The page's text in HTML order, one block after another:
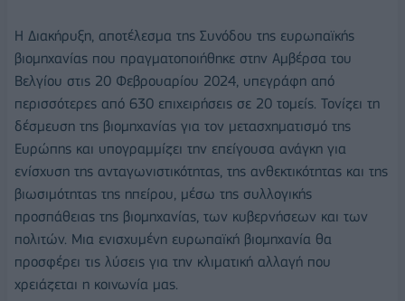
Η Διακήρυξη, αποτέλεσμα της Συνόδου της ευρωπαϊκής
βιομηχανίας που πραγματοποιήθηκε στην Αμβέρσα του
Βελγίου στις 20 Φεβρουαρίου 2024, υπεγράφη από
περισσότερες από 630 επιχειρήσεις σε 20 τομείς. Τονίζει τη
δέσμευση της βιομηχανίας για τον μετασχηματισμό της
Ευρώπης και υπογραμμίζει την επείγουσα ανάγκη για
ενίσχυση της ανταγωνιστικότητας, της ανθεκτικότητας και της
βιωσιμότητας της ηπείρου, μέσω της συλλογικής
προσπάθειας της βιομηχανίας, των κυβερνήσεων και των
πολιτών. Μια ενισχυμένη ευρωπαϊκή βιομηχανία θα
προσφέρει τις λύσεις για την κλιματική αλλαγή που
χρειάζεται η κοινωνία μας.